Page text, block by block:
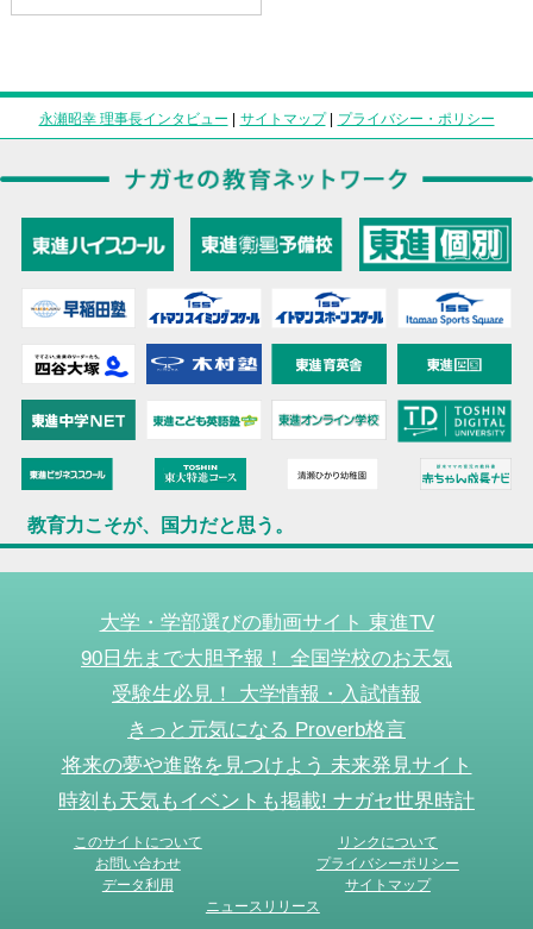
永瀬昭幸 理事長インタビュー | サイトマップ| プライバシー・ポリシー
教育力こそが、国力だと思う。
大学・学部選びの動画サイト 東進TV
90日先まで大胆予報！ 全国学校のお天気
受験生必見！ 大学情報・入試情報
きっと元気になる Proverb格言
将来の夢や進路を見つけよう 未来発見サイト
時刻も天気もイベントも掲載! ナガセ世界時計
このサイトについて
リンクについて
お問い合わせ
プライバシーポリシー
データ利用
サイトマップ
ニュースリリース